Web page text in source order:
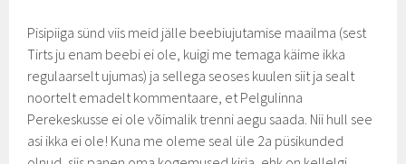
Pisipiiga sünd viis meid jälle beebiujutamise maailma (sest
Tirts ju enam beebi ei ole, kuigi me temaga käime ikka
regulaarselt ujumas) ja sellega seoses kuulen siit ja sealt
noortelt emadelt kommentaare, et Pelgulinna
Perekeskusse ei ole võimalik trenni aegu saada. Nii hull see
asi ikka ei ole! Kuna me oleme seal üle 2a püsikunded